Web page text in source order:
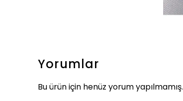
Yorumlar
Bu ürün için henüz yorum yapılmamış.